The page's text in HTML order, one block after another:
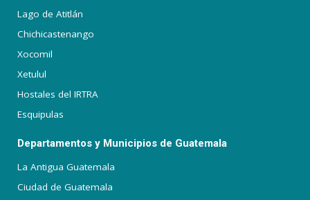
Lago de Atitlán
Chichicastenango
Xocomil
Xetulul
Hostales del IRTRA
Esquipulas
Departamentos y Municipios de Guatemala
La Antigua Guatemala
Ciudad de Guatemala